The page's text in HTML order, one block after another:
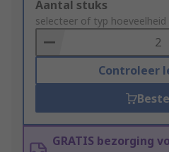
Add
to
Basket
Aantal stuks
selecteer of typ hoeveelheid
Controleer
GRATIS bezorging